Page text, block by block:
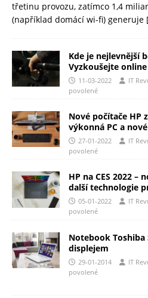
třetinu provozu, zatímco 1,4
(například domácí wi-fi) generuje
Kde je nejlevnější
Vyzkoušejte
11-03-2022 IT
povolené
Nové počítače HP
výkonná PC a
27-01-2022 IT
povolené
HP na CES 2022
další technologie
05-01-2022 IT
povolené
Notebook Toshiba
displejem
29-01-2014 IT
povolené